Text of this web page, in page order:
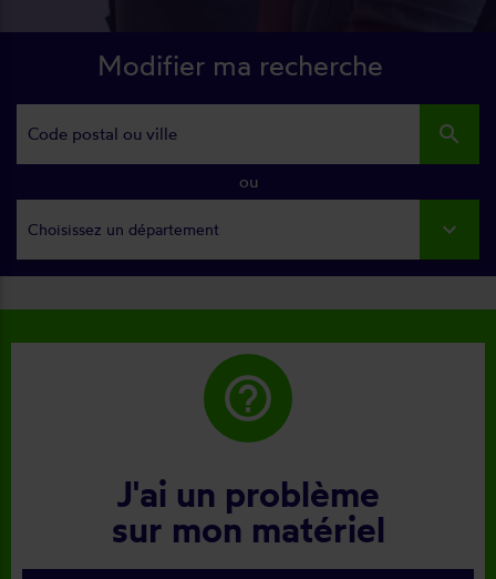
Modifier ma recherche
search
ou
Choisissez un département
help_outline
J'ai un problème
sur mon matériel